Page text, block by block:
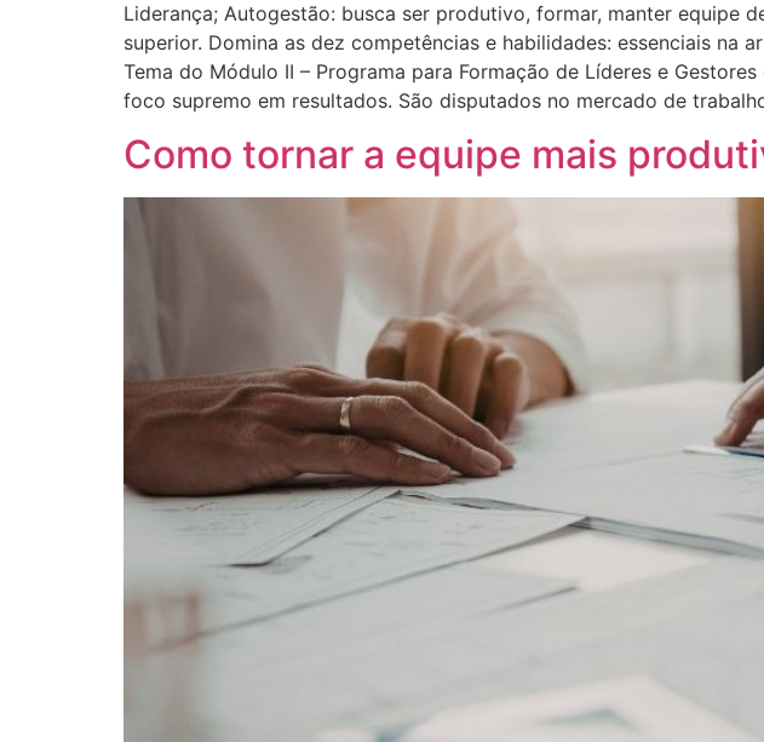
Liderança; Autogestão: busca ser produtivo, formar, manter equipe
superior. Domina as dez competências e habilidades: essenciais
Tema do Módulo II – Programa para Formação de Líderes e
foco supremo em resultados. São disputados no mercado de
Como tornar a equipe mais